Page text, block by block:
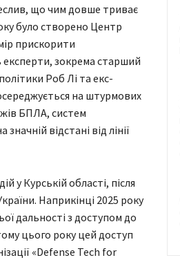
що чим довше триває
було створено Центр
прискорити
експерти, зокрема старший
Роб Лі та екс-
на штурмових
БПЛА, систем
відстані від лінії
у Курській області, після
Наприкінці 2025 року
дальності з доступом до
цього року цей доступ
«Defense Tech for